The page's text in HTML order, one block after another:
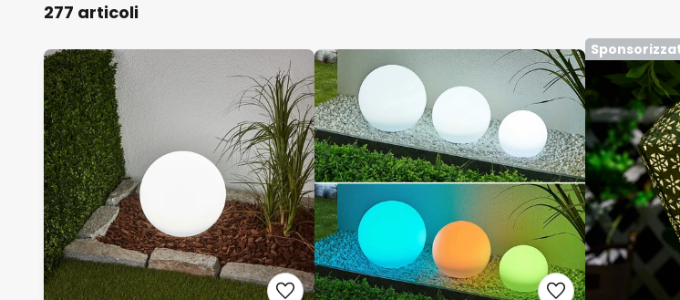
277 articoli